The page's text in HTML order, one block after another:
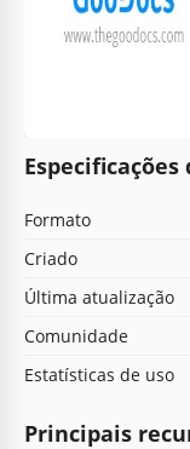
Formato
Criado
Última atualização
Comunidade
Estatísticas de uso
Principais